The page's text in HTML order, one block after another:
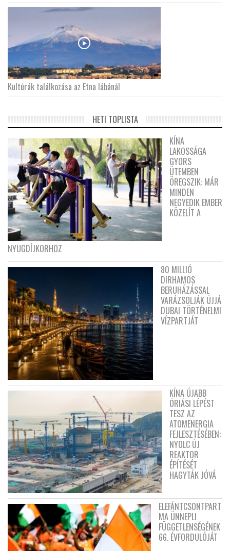
Kultúrák találkozása az Etna lábánál
HETI TOPLISTA
KÍNA
LAKOSSÁGA
GYORS
ÜTEMBEN
ÖREGSZIK: MÁR
MINDEN
NEGYEDIK EMBER
KÖZELÍT A
NYUGDÍJKORHOZ
80 MILLIÓ
DIRHAMOS
BERUHÁZÁSSAL
VARÁZSOLJÁK ÚJJÁ
DUBAI TÖRTÉNELMI
VÍZPARTJÁT
KÍNA ÚJABB
ÓRIÁSI LÉPÉST
TESZ AZ
ATOMENERGIA
FEJLESZTÉSÉBEN:
NYOLC ÚJ
REAKTOR
ÉPÍTÉSÉT
HAGYTÁK JÓVÁ
ELEFÁNTCSONTPART
MA ÜNNEPLI
FÜGGETLENSÉGÉNEK
66. ÉVFORDULÓJÁT